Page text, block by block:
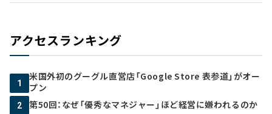
アクセスランキング
1
米国外初のグーグル直営店「Google Store 表参道」がオー
プン
2 第50回：なぜ「優秀なマネジャー」ほど経営に嫌われるのか